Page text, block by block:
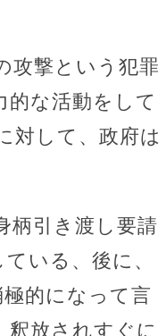
攻撃という犯罪
な活動をして
対して、政府は
柄引き渡し要請
いる、後に、
的になって言
釈放されすぐに